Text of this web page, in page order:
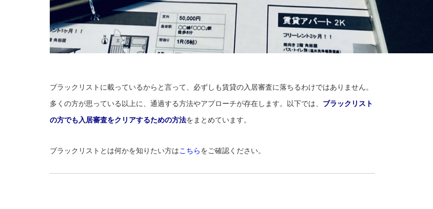
ブラックリストに載っているからと言って、必ずしも賃貸の入居審査に落ちるわけではありません。
多くの方が思っている以上に、通過する方法やアプローチが存在します。以下では、 ブラックリスト
の方でも入居審査をクリアするための方法をまとめています。
ブラックリストとは何かを知りたい方はこちらをご確認ください。